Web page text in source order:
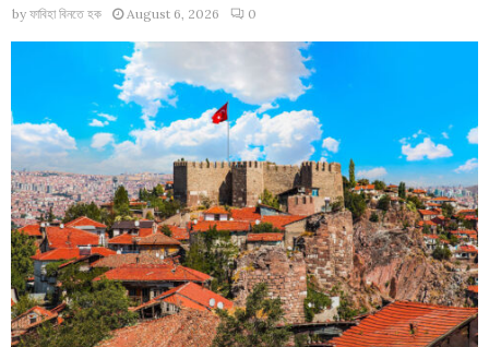
by ফাবিহা বিনতে হক August 6, 2026 0